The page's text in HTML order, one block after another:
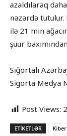
azaldılaraq
nəzərdə
ilə 21 min
şüur
Sığortalı
Sigorta Medya
Post Views:
ETIKETLƏR